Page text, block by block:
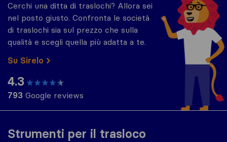
Strumenti per il trasloco
Cerchi una ditta di traslochi? Allora sei
nel posto giusto. Confronta le società
di traslochi sia sul prezzo che sulla
qualità e scegli quella più adatta a te.
Su Sirelo
4.3
793 Google reviews